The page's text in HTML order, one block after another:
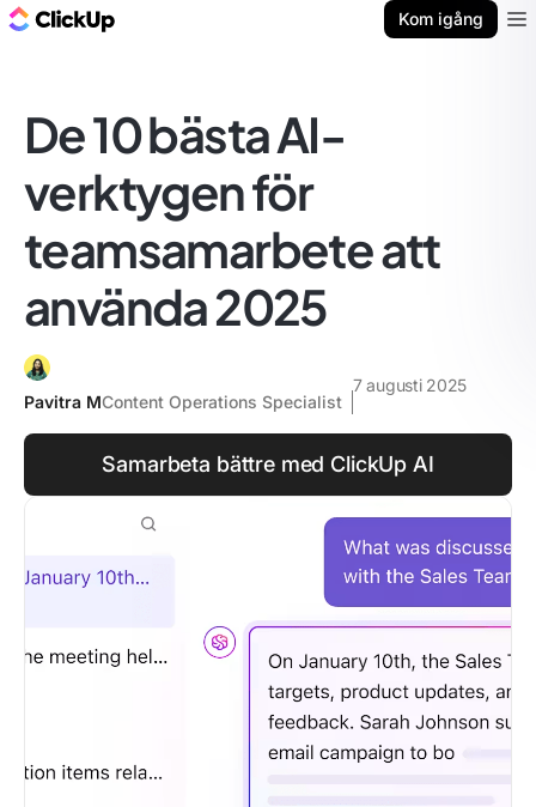
Kom igång
De 10 bästa AI-
verktygen för
teamsamarbete att
använda 2025
Pavitra MContent Operations Specialist
7 augusti 2025
Samarbeta bättre med ClickUp AI